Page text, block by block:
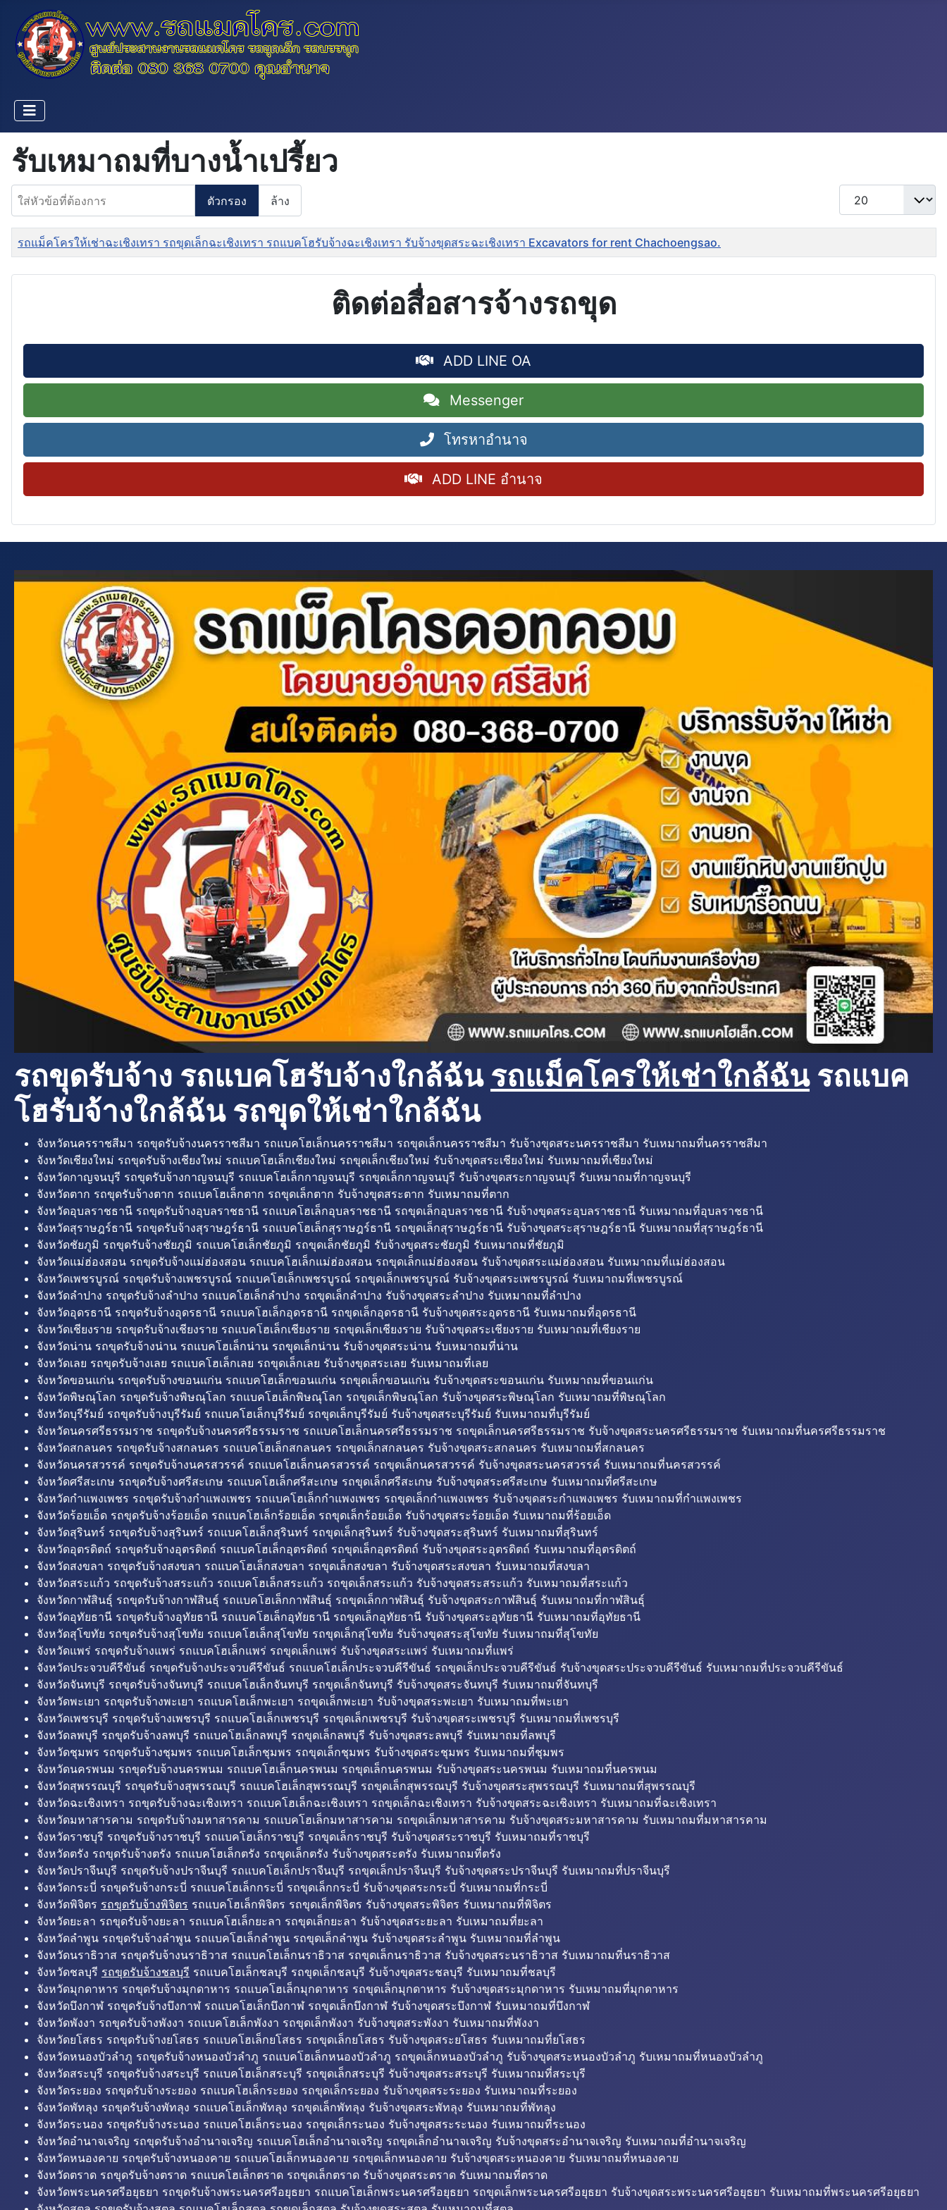
รับเหมาถมที่บางน้ำเปรี้ยว
ใส่หัวข้อที่ต้องการ
ตัวกรอง ล้าง
แสดง #
ชื่อ
รถแม็คโครให้เช่าฉะเชิงเทรา รถขุดเล็กฉะเชิงเทรา รถแบคโฮรับจ้างฉะเชิงเทรา รับจ้างขุดสระฉะเชิงเทรา Excavators for rent Chachoengsao.
ติดต่อสื่อสารจ้างรถขุด
ADD LINE OA
Messenger
โทรหาอำนาจ
ADD LINE อำนาจ
รถขุดรับจ้าง รถแบคโฮรับจ้างใกล้ฉัน รถแม็คโครให้เช่าใกล้ฉันรถแบค
โฮรับจ้างใกล้ฉัน รถขุดให้เช่าใกล้ฉัน
จังหวัดนครราชสีมา รถขุดรับจ้างนครราชสีมา รถแบคโฮเล็กนครราชสีมา รถขุดเล็กนครราชสีมา รับจ้างขุดสระนครราชสีมา รับเหมาถมที่นครราชสีมา
จังหวัดเชียงใหม่ รถขุดรับจ้างเชียงใหม่ รถแบคโฮเล็กเชียงใหม่ รถขุดเล็กเชียงใหม่ รับจ้างขุดสระเชียงใหม่ รับเหมาถมที่เชียงใหม่
จังหวัดกาญจนบุรี รถขุดรับจ้างกาญจนบุรี รถแบคโฮเล็กกาญจนบุรี รถขุดเล็กกาญจนบุรี รับจ้างขุดสระกาญจนบุรี รับเหมาถมที่กาญจนบุรี
จังหวัดตาก รถขุดรับจ้างตาก รถแบคโฮเล็กตาก รถขุดเล็กตาก รับจ้างขุดสระตาก รับเหมาถมที่ตาก
จังหวัดอุบลราชธานี รถขุดรับจ้างอุบลราชธานี รถแบคโฮเล็กอุบลราชธานี รถขุดเล็กอุบลราชธานี รับจ้างขุดสระอุบลราชธานี รับเหมาถมที่อุบลราชธานี
จังหวัดสุราษฎร์ธานี รถขุดรับจ้างสุราษฎร์ธานี รถแบคโฮเล็กสุราษฎร์ธานี รถขุดเล็กสุราษฎร์ธานี รับจ้างขุดสระสุราษฎร์ธานี รับเหมาถมที่สุราษฎร์ธานี
จังหวัดชัยภูมิ รถขุดรับจ้างชัยภูมิ รถแบคโฮเล็กชัยภูมิ รถขุดเล็กชัยภูมิ รับจ้างขุดสระชัยภูมิ รับเหมาถมที่ชัยภูมิ
จังหวัดแม่ฮ่องสอน รถขุดรับจ้างแม่ฮ่องสอน รถแบคโฮเล็กแม่ฮ่องสอน รถขุดเล็กแม่ฮ่องสอน รับจ้างขุดสระแม่ฮ่องสอน รับเหมาถมที่แม่ฮ่องสอน
จังหวัดเพชรบูรณ์ รถขุดรับจ้างเพชรบูรณ์ รถแบคโฮเล็กเพชรบูรณ์ รถขุดเล็กเพชรบูรณ์ รับจ้างขุดสระเพชรบูรณ์ รับเหมาถมที่เพชรบูรณ์
จังหวัดลำปาง รถขุดรับจ้างลำปาง รถแบคโฮเล็กลำปาง รถขุดเล็กลำปาง รับจ้างขุดสระลำปาง รับเหมาถมที่ลำปาง
จังหวัดอุดรธานี รถขุดรับจ้างอุดรธานี รถแบคโฮเล็กอุดรธานี รถขุดเล็กอุดรธานี รับจ้างขุดสระอุดรธานี รับเหมาถมที่อุดรธานี
จังหวัดเชียงราย รถขุดรับจ้างเชียงราย รถแบคโฮเล็กเชียงราย รถขุดเล็กเชียงราย รับจ้างขุดสระเชียงราย รับเหมาถมที่เชียงราย
จังหวัดน่าน รถขุดรับจ้างน่าน รถแบคโฮเล็กน่าน รถขุดเล็กน่าน รับจ้างขุดสระน่าน รับเหมาถมที่น่าน
จังหวัดเลย รถขุดรับจ้างเลย รถแบคโฮเล็กเลย รถขุดเล็กเลย รับจ้างขุดสระเลย รับเหมาถมที่เลย
จังหวัดขอนแก่น รถขุดรับจ้างขอนแก่น รถแบคโฮเล็กขอนแก่น รถขุดเล็กขอนแก่น รับจ้างขุดสระขอนแก่น รับเหมาถมที่ขอนแก่น
จังหวัดพิษณุโลก รถขุดรับจ้างพิษณุโลก รถแบคโฮเล็กพิษณุโลก รถขุดเล็กพิษณุโลก รับจ้างขุดสระพิษณุโลก รับเหมาถมที่พิษณุโลก
จังหวัดบุรีรัมย์ รถขุดรับจ้างบุรีรัมย์ รถแบคโฮเล็กบุรีรัมย์ รถขุดเล็กบุรีรัมย์ รับจ้างขุดสระบุรีรัมย์ รับเหมาถมที่บุรีรัมย์
จังหวัดนครศรีธรรมราช รถขุดรับจ้างนครศรีธรรมราช รถแบคโฮเล็กนครศรีธรรมราช รถขุดเล็กนครศรีธรรมราช รับจ้างขุดสระนครศรีธรรมราช รับเหมาถมที่นครศรีธรรมราช
จังหวัดสกลนคร รถขุดรับจ้างสกลนคร รถแบคโฮเล็กสกลนคร รถขุดเล็กสกลนคร รับจ้างขุดสระสกลนคร รับเหมาถมที่สกลนคร
จังหวัดนครสวรรค์ รถขุดรับจ้างนครสวรรค์ รถแบคโฮเล็กนครสวรรค์ รถขุดเล็กนครสวรรค์ รับจ้างขุดสระนครสวรรค์ รับเหมาถมที่นครสวรรค์
จังหวัดศรีสะเกษ รถขุดรับจ้างศรีสะเกษ รถแบคโฮเล็กศรีสะเกษ รถขุดเล็กศรีสะเกษ รับจ้างขุดสระศรีสะเกษ รับเหมาถมที่ศรีสะเกษ
จังหวัดกำแพงเพชร รถขุดรับจ้างกำแพงเพชร รถแบคโฮเล็กกำแพงเพชร รถขุดเล็กกำแพงเพชร รับจ้างขุดสระกำแพงเพชร รับเหมาถมที่กำแพงเพชร
จังหวัดร้อยเอ็ด รถขุดรับจ้างร้อยเอ็ด รถแบคโฮเล็กร้อยเอ็ด รถขุดเล็กร้อยเอ็ด รับจ้างขุดสระร้อยเอ็ด รับเหมาถมที่ร้อยเอ็ด
จังหวัดสุรินทร์ รถขุดรับจ้างสุรินทร์ รถแบคโฮเล็กสุรินทร์ รถขุดเล็กสุรินทร์ รับจ้างขุดสระสุรินทร์ รับเหมาถมที่สุรินทร์
จังหวัดอุตรดิตถ์ รถขุดรับจ้างอุตรดิตถ์ รถแบคโฮเล็กอุตรดิตถ์ รถขุดเล็กอุตรดิตถ์ รับจ้างขุดสระอุตรดิตถ์ รับเหมาถมที่อุตรดิตถ์
จังหวัดสงขลา รถขุดรับจ้างสงขลา รถแบคโฮเล็กสงขลา รถขุดเล็กสงขลา รับจ้างขุดสระสงขลา รับเหมาถมที่สงขลา
จังหวัดสระแก้ว รถขุดรับจ้างสระแก้ว รถแบคโฮเล็กสระแก้ว รถขุดเล็กสระแก้ว รับจ้างขุดสระสระแก้ว รับเหมาถมที่สระแก้ว
จังหวัดกาฬสินธุ์ รถขุดรับจ้างกาฬสินธุ์ รถแบคโฮเล็กกาฬสินธุ์ รถขุดเล็กกาฬสินธุ์ รับจ้างขุดสระกาฬสินธุ์ รับเหมาถมที่กาฬสินธุ์
จังหวัดอุทัยธานี รถขุดรับจ้างอุทัยธานี รถแบคโฮเล็กอุทัยธานี รถขุดเล็กอุทัยธานี รับจ้างขุดสระอุทัยธานี รับเหมาถมที่อุทัยธานี
จังหวัดสุโขทัย รถขุดรับจ้างสุโขทัย รถแบคโฮเล็กสุโขทัย รถขุดเล็กสุโขทัย รับจ้างขุดสระสุโขทัย รับเหมาถมที่สุโขทัย
จังหวัดแพร่ รถขุดรับจ้างแพร่ รถแบคโฮเล็กแพร่ รถขุดเล็กแพร่ รับจ้างขุดสระแพร่ รับเหมาถมที่แพร่
จังหวัดประจวบคีรีขันธ์ รถขุดรับจ้างประจวบคีรีขันธ์ รถแบคโฮเล็กประจวบคีรีขันธ์ รถขุดเล็กประจวบคีรีขันธ์ รับจ้างขุดสระประจวบคีรีขันธ์ รับเหมาถมที่ประจวบคีรีขันธ์
จังหวัดจันทบุรี รถขุดรับจ้างจันทบุรี รถแบคโฮเล็กจันทบุรี รถขุดเล็กจันทบุรี รับจ้างขุดสระจันทบุรี รับเหมาถมที่จันทบุรี
จังหวัดพะเยา รถขุดรับจ้างพะเยา รถแบคโฮเล็กพะเยา รถขุดเล็กพะเยา รับจ้างขุดสระพะเยา รับเหมาถมที่พะเยา
จังหวัดเพชรบุรี รถขุดรับจ้างเพชรบุรี รถแบคโฮเล็กเพชรบุรี รถขุดเล็กเพชรบุรี รับจ้างขุดสระเพชรบุรี รับเหมาถมที่เพชรบุรี
จังหวัดลพบุรี รถขุดรับจ้างลพบุรี รถแบคโฮเล็กลพบุรี รถขุดเล็กลพบุรี รับจ้างขุดสระลพบุรี รับเหมาถมที่ลพบุรี
จังหวัดชุมพร รถขุดรับจ้างชุมพร รถแบคโฮเล็กชุมพร รถขุดเล็กชุมพร รับจ้างขุดสระชุมพร รับเหมาถมที่ชุมพร
จังหวัดนครพนม รถขุดรับจ้างนครพนม รถแบคโฮเล็กนครพนม รถขุดเล็กนครพนม รับจ้างขุดสระนครพนม รับเหมาถมที่นครพนม
จังหวัดสุพรรณบุรี รถขุดรับจ้างสุพรรณบุรี รถแบคโฮเล็กสุพรรณบุรี รถขุดเล็กสุพรรณบุรี รับจ้างขุดสระสุพรรณบุรี รับเหมาถมที่สุพรรณบุรี
จังหวัดฉะเชิงเทรา รถขุดรับจ้างฉะเชิงเทรา รถแบคโฮเล็กฉะเชิงเทรา รถขุดเล็กฉะเชิงเทรา รับจ้างขุดสระฉะเชิงเทรา รับเหมาถมที่ฉะเชิงเทรา
จังหวัดมหาสารคาม รถขุดรับจ้างมหาสารคาม รถแบคโฮเล็กมหาสารคาม รถขุดเล็กมหาสารคาม รับจ้างขุดสระมหาสารคาม รับเหมาถมที่มหาสารคาม
จังหวัดราชบุรี รถขุดรับจ้างราชบุรี รถแบคโฮเล็กราชบุรี รถขุดเล็กราชบุรี รับจ้างขุดสระราชบุรี รับเหมาถมที่ราชบุรี
จังหวัดตรัง รถขุดรับจ้างตรัง รถแบคโฮเล็กตรัง รถขุดเล็กตรัง รับจ้างขุดสระตรัง รับเหมาถมที่ตรัง
จังหวัดปราจีนบุรี รถขุดรับจ้างปราจีนบุรี รถแบคโฮเล็กปราจีนบุรี รถขุดเล็กปราจีนบุรี รับจ้างขุดสระปราจีนบุรี รับเหมาถมที่ปราจีนบุรี
จังหวัดกระบี่ รถขุดรับจ้างกระบี่ รถแบคโฮเล็กกระบี่ รถขุดเล็กกระบี่ รับจ้างขุดสระกระบี่ รับเหมาถมที่กระบี่
จังหวัดพิจิตร รถขุดรับจ้างพิจิตร รถแบคโฮเล็กพิจิตร รถขุดเล็กพิจิตร รับจ้างขุดสระพิจิตร รับเหมาถมที่พิจิตร
จังหวัดยะลา รถขุดรับจ้างยะลา รถแบคโฮเล็กยะลา รถขุดเล็กยะลา รับจ้างขุดสระยะลา รับเหมาถมที่ยะลา
จังหวัดลำพูน รถขุดรับจ้างลำพูน รถแบคโฮเล็กลำพูน รถขุดเล็กลำพูน รับจ้างขุดสระลำพูน รับเหมาถมที่ลำพูน
จังหวัดนราธิวาส รถขุดรับจ้างนราธิวาส รถแบคโฮเล็กนราธิวาส รถขุดเล็กนราธิวาส รับจ้างขุดสระนราธิวาส รับเหมาถมที่นราธิวาส
จังหวัดชลบุรี รถขุดรับจ้างชลบุรี รถแบคโฮเล็กชลบุรี รถขุดเล็กชลบุรี รับจ้างขุดสระชลบุรี รับเหมาถมที่ชลบุรี
จังหวัดมุกดาหาร รถขุดรับจ้างมุกดาหาร รถแบคโฮเล็กมุกดาหาร รถขุดเล็กมุกดาหาร รับจ้างขุดสระมุกดาหาร รับเหมาถมที่มุกดาหาร
จังหวัดบึงกาฬ รถขุดรับจ้างบึงกาฬ รถแบคโฮเล็กบึงกาฬ รถขุดเล็กบึงกาฬ รับจ้างขุดสระบึงกาฬ รับเหมาถมที่บึงกาฬ
จังหวัดพังงา รถขุดรับจ้างพังงา รถแบคโฮเล็กพังงา รถขุดเล็กพังงา รับจ้างขุดสระพังงา รับเหมาถมที่พังงา
จังหวัดยโสธร รถขุดรับจ้างยโสธร รถแบคโฮเล็กยโสธร รถขุดเล็กยโสธร รับจ้างขุดสระยโสธร รับเหมาถมที่ยโสธร
จังหวัดหนองบัวลำภู รถขุดรับจ้างหนองบัวลำภู รถแบคโฮเล็กหนองบัวลำภู รถขุดเล็กหนองบัวลำภู รับจ้างขุดสระหนองบัวลำภู รับเหมาถมที่หนองบัวลำภู
จังหวัดสระบุรี รถขุดรับจ้างสระบุรี รถแบคโฮเล็กสระบุรี รถขุดเล็กสระบุรี รับจ้างขุดสระสระบุรี รับเหมาถมที่สระบุรี
จังหวัดระยอง รถขุดรับจ้างระยอง รถแบคโฮเล็กระยอง รถขุดเล็กระยอง รับจ้างขุดสระระยอง รับเหมาถมที่ระยอง
จังหวัดพัทลุง รถขุดรับจ้างพัทลุง รถแบคโฮเล็กพัทลุง รถขุดเล็กพัทลุง รับจ้างขุดสระพัทลุง รับเหมาถมที่พัทลุง
จังหวัดระนอง รถขุดรับจ้างระนอง รถแบคโฮเล็กระนอง รถขุดเล็กระนอง รับจ้างขุดสระระนอง รับเหมาถมที่ระนอง
จังหวัดอำนาจเจริญ รถขุดรับจ้างอำนาจเจริญ รถแบคโฮเล็กอำนาจเจริญ รถขุดเล็กอำนาจเจริญ รับจ้างขุดสระอำนาจเจริญ รับเหมาถมที่อำนาจเจริญ
จังหวัดหนองคาย รถขุดรับจ้างหนองคาย รถแบคโฮเล็กหนองคาย รถขุดเล็กหนองคาย รับจ้างขุดสระหนองคาย รับเหมาถมที่หนองคาย
จังหวัดตราด รถขุดรับจ้างตราด รถแบคโฮเล็กตราด รถขุดเล็กตราด รับจ้างขุดสระตราด รับเหมาถมที่ตราด
จังหวัดพระนครศรีอยุธยา รถขุดรับจ้างพระนครศรีอยุธยา รถแบคโฮเล็กพระนครศรีอยุธยา รถขุดเล็กพระนครศรีอยุธยา รับจ้างขุดสระพระนครศรีอยุธยา รับเหมาถมที่พระนครศรีอยุธยา